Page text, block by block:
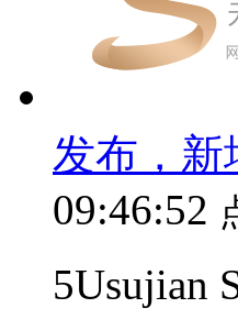
发布，新
09:46:52
5Usujian